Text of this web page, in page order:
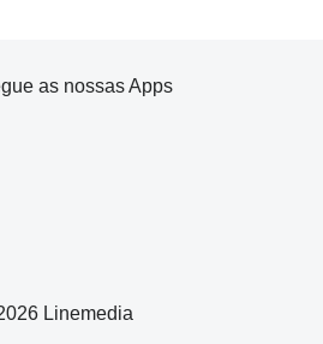
Linemedia
as nossas Apps